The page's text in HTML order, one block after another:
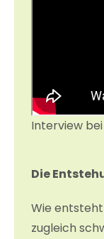
Interview bei
Die
Wie
zugleich